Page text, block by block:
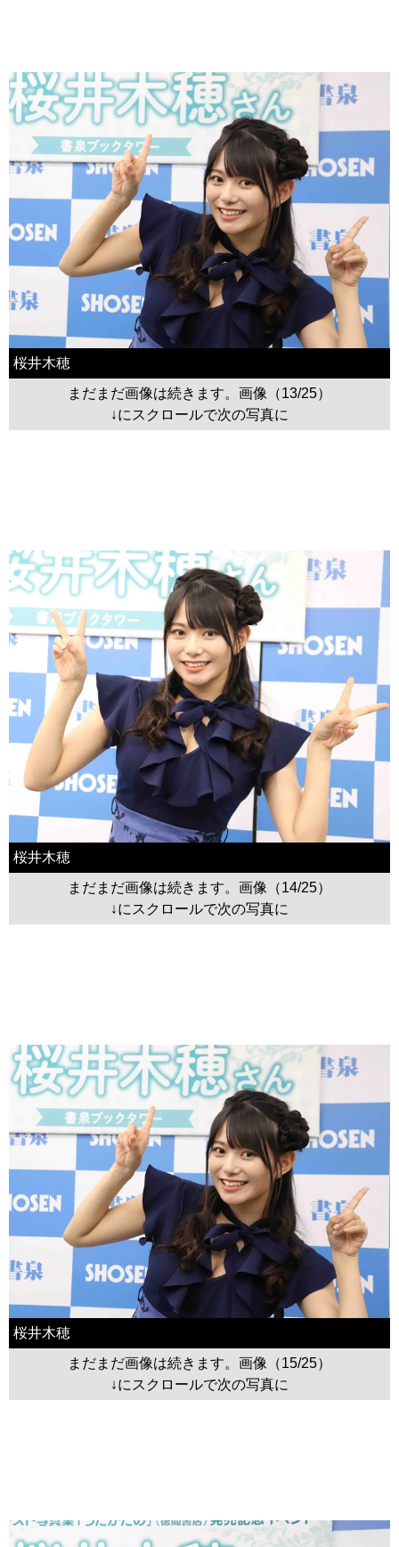
桜井木穂
まだまだ画像は続きます。画像（13/25）
↓にスクロールで次の写真に
桜井木穂
まだまだ画像は続きます。画像（14/25）
↓にスクロールで次の写真に
桜井木穂
まだまだ画像は続きます。画像（15/25）
↓にスクロールで次の写真に